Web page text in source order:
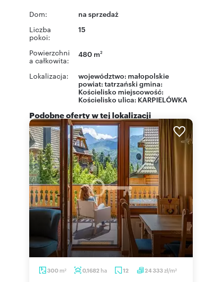
Dom: na sprzedaż
Liczba
pokoi:
15
Powierzchni
a całkowita:
480 m2
Lokalizacja: województwo: małopolskie
powiat: tatrzański gmina:
Kościelisko miejscowość:
Kościelisko ulica: KARPIELÓWKA
Podobne oferty w tej lokalizacji
300 m2 0,1682 ha 12 24 333zł/m2